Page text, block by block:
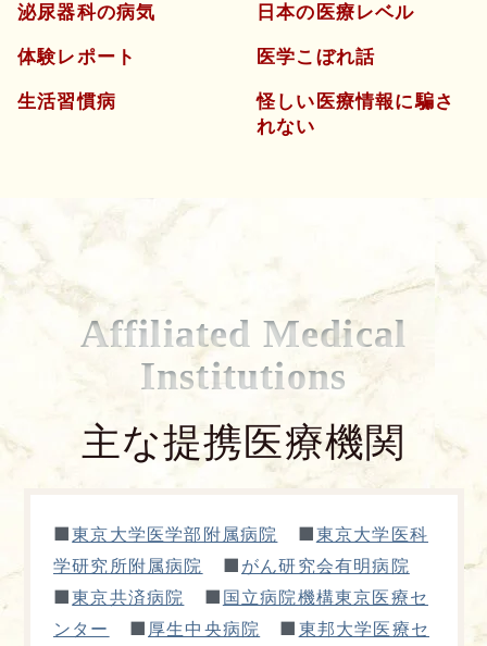
泌尿器科の病気
体験レポート
生活習慣病
日本の医療レベル
医学こぼれ話
怪しい医療情報に騙さ
れない
Affiliated Medical
Institutions
主な提携医療機関
■東京大学医学部附属病院 ■東京大学医科
学研究所附属病院
■ がん研究会有明病院
■東京共済病院 ■ 国立病院機構東京医療セ
ンター
■ 厚生中央病院 ■ 東邦大学医療セ